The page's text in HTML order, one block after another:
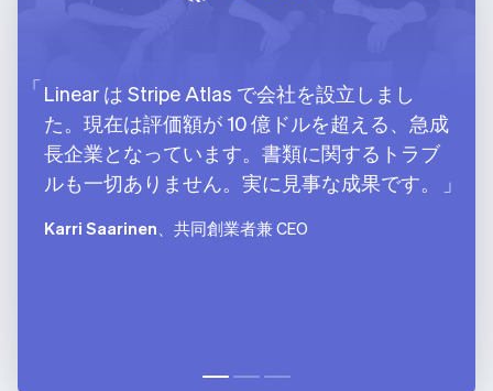
Linear は Stripe Atlas で会社を設立しまし
た。現在は評価額が 10 億ドルを超える、急成
長企業となっています。書類に関するトラブ
ルも一切ありません。実に見事な成果です。
Karri Saarinen、共同創業者兼 CEO